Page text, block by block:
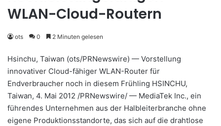
WLAN-Cloud-Routern
ots 0 2 Minuten gelesen
Hsinchu, Taiwan (ots/PRNewswire) — Vorstellung
innovativer Cloud-fähiger WLAN-Router für
Endverbraucher noch in diesem Frühling HSINCHU,
Taiwan, 4. Mai 2012 /PRNewswire/ — MediaTek Inc., ein
führendes Unternehmen aus der Halbleiterbranche ohne
eigene Produktionsstandorte, das sich auf die drahtlose